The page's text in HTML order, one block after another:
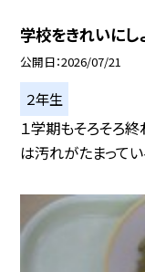
学校をきれいにし
公開日 2026/07/21
２年生
１学期もそろそろ終
は汚れがたまって